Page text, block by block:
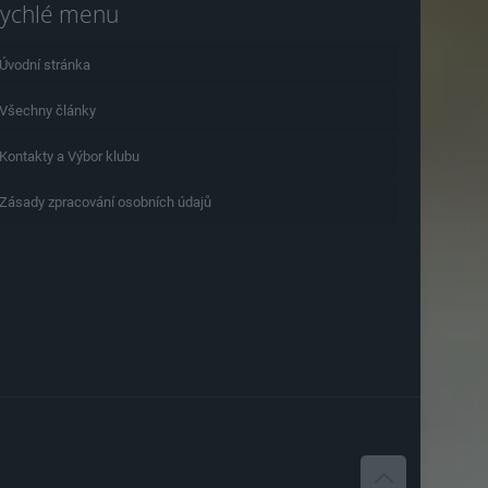
menu
stránka
články
a Výbor klubu
zpracování osobních údajů